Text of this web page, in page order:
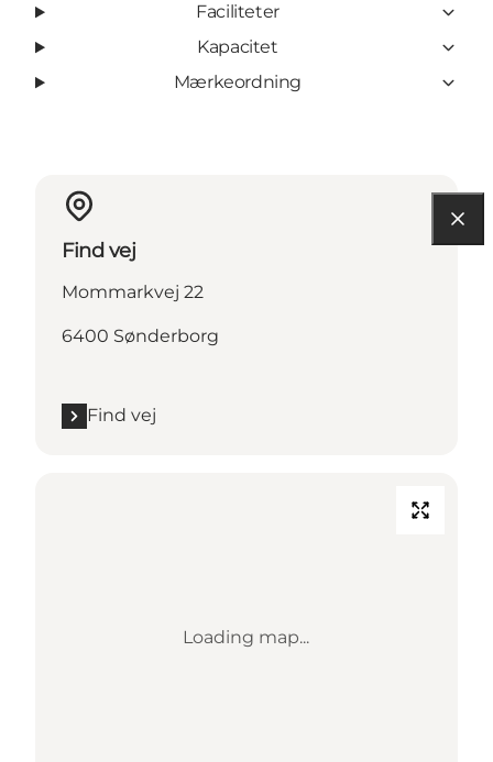
Faciliteter
Kapacitet
Mærkeordning
Find vej
Mommarkvej 22
6400 Sønderborg
Find vej
Loading map...